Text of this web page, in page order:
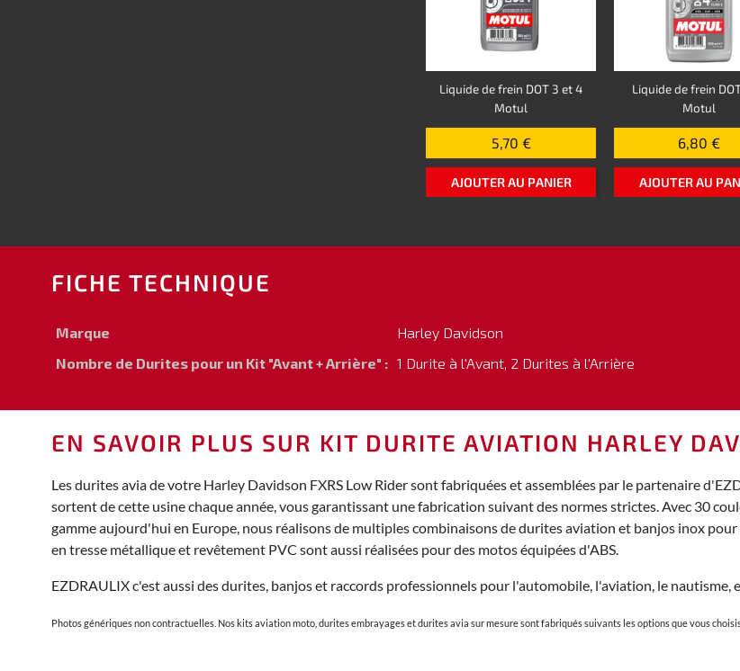
Liquide de frein DOT 3 et 4
Motul
5,70 €
AJOUTER AU PANIER
Liquide de frein
Motul
6,80 €
AJOUTER AU
FICHE TECHNIQUE
Marque
Harley Davidson
Nombre de Durites pour un Kit "Avant + Arrière" : 1 Durite à l'Avant, 2 Durites à l'Arrière
EN SAVOIR PLUS SUR KIT DURITE AVIATION HARLEY
Les durites avia de votre Harley Davidson FXRS Low Rider sont fabriquées et assemblées par le partenaire
sortent de cette usine chaque année, vous garantissant une fabrication suivant des normes strictes. Avec 30
gamme aujourd'hui en Europe, nous réalisons de multiples combinaisons de durites aviation et banjos inox
en tresse métallique et revêtement PVC sont aussi réalisées pour des motos équipées d'ABS.
EZDRAULIX c'est aussi des durites, banjos et raccords professionnels pour l'automobile, l'aviation, le nautisme,
Photos génériques non contractuelles. Nos kits aviation moto, durites embrayages et durites avia sur mesure sont fabriqués suivants les options que vous